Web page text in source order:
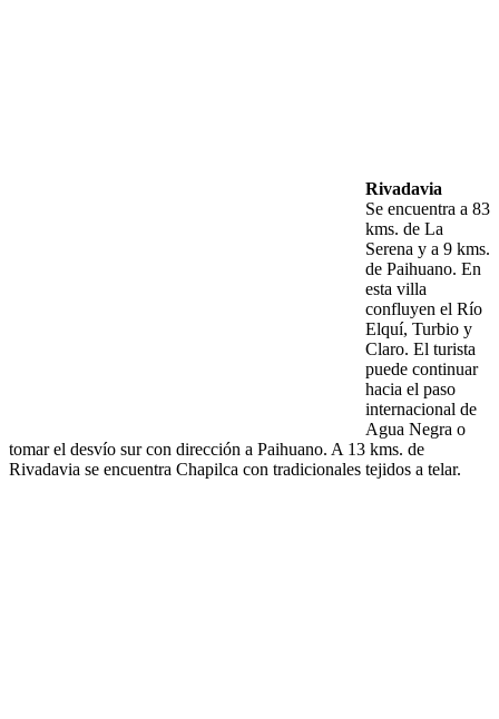
Rivadavia
Se encuentra a 83
kms. de La
Serena y a 9 kms.
de Paihuano. En
esta villa
confluyen el Río
Elquí, Turbio y
Claro. El turista
puede continuar
hacia el paso
internacional de
Agua Negra o
tomar el desvío sur con dirección a Paihuano. A 13 kms. de
Rivadavia se encuentra Chapilca con tradicionales tejidos a telar.